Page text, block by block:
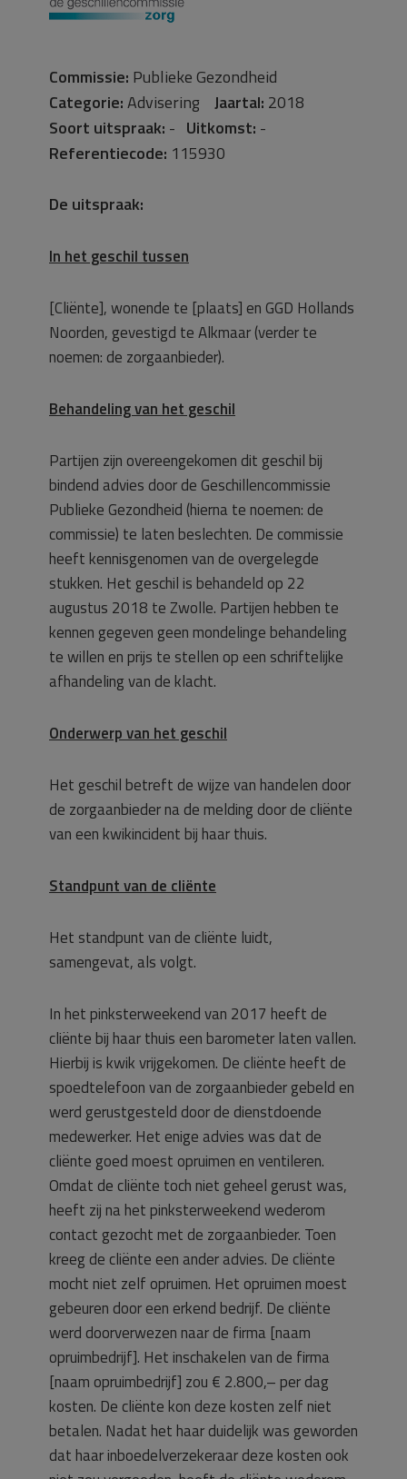
Commissie: Publieke Gezondheid
Categorie:Advisering Jaartal: 2018
Soort uitspraak: - Uitkomst: -
Referentiecode: 115930
De uitspraak:
In het geschil tussen
[Cliënte], wonende te [plaats] en GGD Hollands
Noorden, gevestigd te Alkmaar (verder te
noemen: de zorgaanbieder).
Behandeling van het geschil
Partijen zijn overeengekomen dit geschil bij
bindend advies door de Geschillencommissie
Publieke Gezondheid (hierna te noemen: de
commissie) te laten beslechten. De commissie
heeft kennisgenomen van de overgelegde
stukken. Het geschil is behandeld op 22
augustus 2018 te Zwolle. Partijen hebben te
kennen gegeven geen mondelinge behandeling
te willen en prijs te stellen op een schriftelijke
afhandeling van de klacht.
Onderwerp van het geschil
Het geschil betreft de wijze van handelen door
de zorgaanbieder na de melding door de cliënte
van een kwikincident bij haar thuis.
Standpunt van de cliënte
Het standpunt van de cliënte luidt,
samengevat, als volgt.
In het pinksterweekend van 2017 heeft de
cliënte bij haar thuis een barometer laten vallen.
Hierbij is kwik vrijgekomen. De cliënte heeft de
spoedtelefoon van de zorgaanbieder gebeld en
werd gerustgesteld door de dienstdoende
medewerker. Het enige advies was dat de
cliënte goed moest opruimen en ventileren.
Omdat de cliënte toch niet geheel gerust was,
heeft zij na het pinksterweekend wederom
contact gezocht met de zorgaanbieder. Toen
kreeg de cliënte een ander advies. De cliënte
mocht niet zelf opruimen. Het opruimen moest
gebeuren door een erkend bedrijf. De cliënte
werd doorverwezen naar de firma [naam
opruimbedrijf]. Het inschakelen van de firma
[naam opruimbedrijf] zou € 2.800,– per dag
kosten. De cliënte kon deze kosten zelf niet
betalen. Nadat het haar duidelijk was geworden
dat haar inboedelverzekeraar deze kosten ook